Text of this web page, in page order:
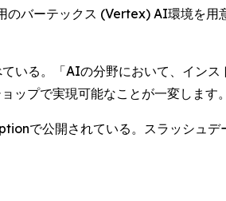
バーテックス (Vertex) AI環境を用
いる。「AIの分野において、インス
ップで実現可能なことが一変します
で公開されている。スラッシュデ